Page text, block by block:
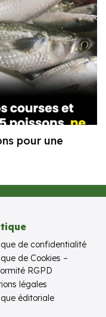
pour une
de confidentialité
de Cookies –
RGPD
légales
éditoriale